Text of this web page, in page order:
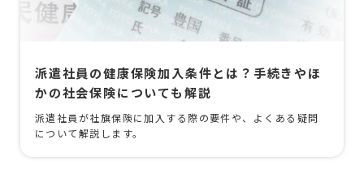
派遣社員の健康保険加入条件とは？手続きやほ
かの社会保険についても解説
派遣社員が社旗保険に加入する際の要件や、よくある疑問
について解説します。